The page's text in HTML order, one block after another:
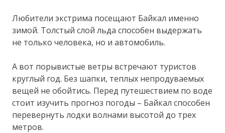
Любители экстрима посещают Байкал именно
зимой. Толстый слой льда способен выдержать
не только человека, но и автомобиль.
А вот порывистые ветры встречают туристов
круглый год. Без шапки, теплых непродуваемых
вещей не обойтись. Перед путешествием по воде
стоит изучить прогноз погоды – Байкал способен
перевернуть лодки волнами высотой до трех
метров.